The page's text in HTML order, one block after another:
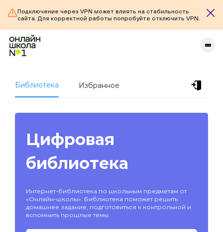
Подключение через VPN может влиять на стабильность
сайта. Для корректной работы попробуйте отключить VPN.
Библиотека Избранное
Цифровая
библиотека
Интернет-библиотека по школьным предметам от
«Онлайн-школы». Библиотека поможет решить
домашнее задание, подготовиться к контрольной и
вспомнить прошлые темы.